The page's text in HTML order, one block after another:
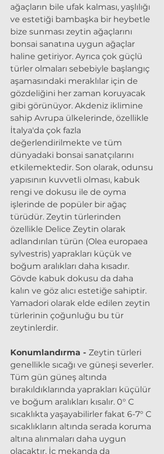
ağaçların bile ufak kalması, yaşlılığı
ve estetiği bambaşka bir heybetle
bize sunması zeytin ağaçlarını
bonsai sanatına uygun ağaçlar
haline getiriyor. Ayrıca çok güçlü
türler olmaları sebebiyle başlangıç
aşamasındaki meraklılar için de
gözdeliğini her zaman koruyacak
gibi görünüyor. Akdeniz iklimine
sahip Avrupa ülkelerinde, özellikle
İtalya'da çok fazla
değerlendirilmekte ve tüm
dünyadaki bonsai sanatçılarını
etkilemektedir. Son olarak, odunsu
yapısının kuvvetli olması, kabuk
rengi ve dokusu ile de oyma
işlerinde de popüler bir ağaç
türüdür. Zeytin türlerinden
özellikle Delice Zeytin olarak
adlandırılan türün (Olea europaea
sylvestris) yaprakları küçük ve
boğum aralıkları daha kısadır.
Gövde kabuk dokusu da daha
kalın ve göz alıcı estetiğe sahiptir.
Yamadori olarak elde edilen zeytin
türlerinin çoğunluğu bu tür
zeytinlerdir.
Konumlandırma - Zeytin türleri
genellikle sıcağı ve güneşi severler.
Tüm gün güneş altında
bırakıldıklarında yaprakları küçülür
ve boğum aralıkları kısalır. 0° C
sıcaklıkta yaşayabilirler fakat 6-7° C
sıcaklıkların altında serada koruma
altına alınmaları daha uygun
olacaktır. İç mekanda da